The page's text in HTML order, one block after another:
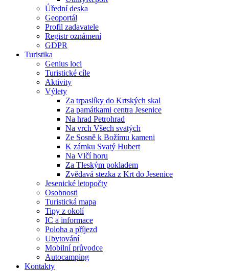
Úřední deska
Geoportál
Profil zadavatele
Registr oznámení
GDPR
Turistika
Genius loci
Turistické cíle
Aktivity
Výlety
Za trpaslíky do Krtských skal
Za památkami centra Jesenice
Na hrad Petrohrad
Na vrch Všech svatých
Ze Sosně k Božímu kameni
K zámku Svatý Hubert
Na Vlčí horu
Za Tleským pokladem
Zvědavá stezka z Krt do Jesenice
Jesenické letopočty
Osobnosti
Turistická mapa
Tipy z okolí
IC a informace
Poloha a příjezd
Ubytování
Mobilní průvodce
Autocamping
Kontakty